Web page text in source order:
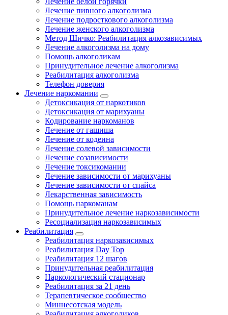
Лечение пивного алкоголизма
Лечение подросткового алкоголизма
Лечение женского алкоголизма
Метод Шичко: Реабилитация алкозависимых
Лечение алкоголизма на дому
Помощь алкоголикам
Принудительное лечение алкоголизма
Реабилитация алкоголизма
Телефон доверия
Лечение наркомании
Детоксикация от наркотиков
Детоксикация от марихуаны
Кодирование наркоманов
Лечение от гашиша
Лечение от кодеина
Лечение солевой зависимости
Лечение созависимости
Лечение токсикомании
Лечение зависимости от марихуаны
Лечение зависимости от спайса
Лекарственная зависимость
Помощь наркоманам
Принудительное лечение наркозависимости
Ресоциализация наркозависимых
Реабилитация
Реабилитация наркозависимых
Реабилитация Day Top
Реабилитация 12 шагов
Принудительная реабилитация
Наркологический стационар
Реабилитация за 21 день
Терапевтическое сообщество
Миннесотская модель